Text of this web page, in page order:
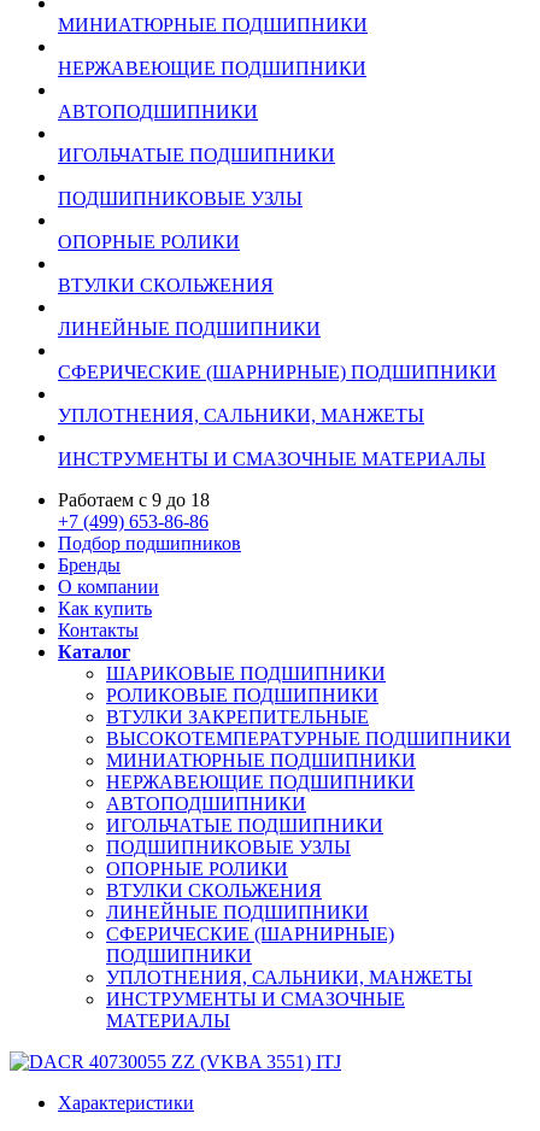
МИНИАТЮРНЫЕ ПОДШИПНИКИ
НЕРЖАВЕЮЩИЕ ПОДШИПНИКИ
АВТОПОДШИПНИКИ
ИГОЛЬЧАТЫЕ ПОДШИПНИКИ
ПОДШИПНИКОВЫЕ УЗЛЫ
ОПОРНЫЕ РОЛИКИ
ВТУЛКИ СКОЛЬЖЕНИЯ
ЛИНЕЙНЫЕ ПОДШИПНИКИ
СФЕРИЧЕСКИЕ (ШАРНИРНЫЕ) ПОДШИПНИКИ
УПЛОТНЕНИЯ, САЛЬНИКИ, МАНЖЕТЫ
ИНСТРУМЕНТЫ И СМАЗОЧНЫЕ МАТЕРИАЛЫ
Работаем с 9 до 18
+7 (499) 653-86-86
Подбор подшипников
Бренды
О компании
Как купить
Контакты
Каталог
ШАРИКОВЫЕ ПОДШИПНИКИ
РОЛИКОВЫЕ ПОДШИПНИКИ
ВТУЛКИ ЗАКРЕПИТЕЛЬНЫЕ
ВЫСОКОТЕМПЕРАТУРНЫЕ ПОДШИПНИКИ
МИНИАТЮРНЫЕ ПОДШИПНИКИ
НЕРЖАВЕЮЩИЕ ПОДШИПНИКИ
АВТОПОДШИПНИКИ
ИГОЛЬЧАТЫЕ ПОДШИПНИКИ
ПОДШИПНИКОВЫЕ УЗЛЫ
ОПОРНЫЕ РОЛИКИ
ВТУЛКИ СКОЛЬЖЕНИЯ
ЛИНЕЙНЫЕ ПОДШИПНИКИ
СФЕРИЧЕСКИЕ (ШАРНИРНЫЕ)
ПОДШИПНИКИ
УПЛОТНЕНИЯ, САЛЬНИКИ, МАНЖЕТЫ
ИНСТРУМЕНТЫ И СМАЗОЧНЫЕ
МАТЕРИАЛЫ
Характеристики